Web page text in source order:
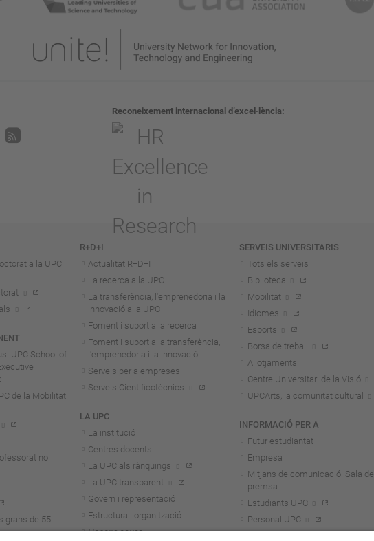
Reconeixement internacional d’excel·lència
a la UPC
UPC School of
de la Mobilitat
no
grans de 55
R+D+I
Actualitat R+D+I
La recerca a la UPC
La transferència, l'emprenedoria i la
innovació a la UPC
Foment i suport a la recerca
Foment i suport a la transferència,
l'emprenedoria i la innovació
Serveis per a empreses
Serveis Cientificotècnics
LA UPC
La institució
Centres docents
La UPC als rànquings
La UPC transparent
Govern i representació
Estructura i organització
Honoris causa
SERVEIS UNIVERSITARIS
Tots els serveis
Biblioteca
Mobilitat
Idiomes
Esports
Borsa de treball
Allotjaments
Centre Universitari de la Visió
UPCArts, la comunitat cultural
INFORMACIÓ PER A
Futur estudiantat
Empresa
Mitjans de comunicació. Sala de
premsa
Estudiants UPC
Personal UPC